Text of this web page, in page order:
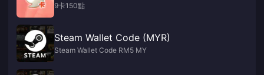
9卡150點
Steam Wallet Code (MYR)
Steam Wallet Code RM5 MY